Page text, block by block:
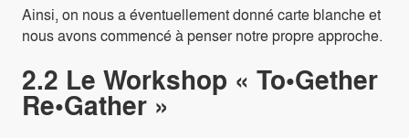
Ainsi, on nous a éventuellement donné carte blanche et
nous avons commencé à penser notre propre approche.
2.2 Le Workshop « To•Gether
Re•Gather »